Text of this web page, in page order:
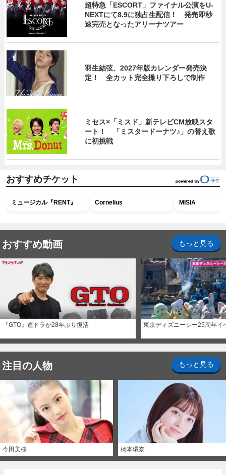
超特急「ESCORT」ファイナル公演をU-
NEXTにて8.9に独占生配信！ 発売即秒
速完売となったアリーナツアー
羽生結弦、2027年版カレンダー発売決
定！ 全カット完全撮り下ろしで制作
ミセス×「ミスド」新テレビCM放映スタ
ート！ 「ミスタードーナツ♪」の替え歌
に初挑戦
おすすめチケット
ミュージカル『RENT』 Cornelius MISIA
おすすめ動画 もっと見る
『GTO』連ドラが28年ぶり復活 東京ディズニーシー25周年イ
注目の人物 もっと見る
今田美桜 橋本環奈